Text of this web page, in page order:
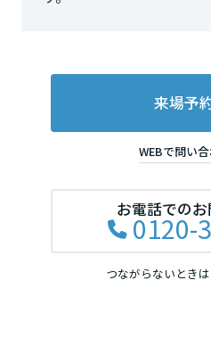
来場予
WEBで問い
お電話での
0120-
つながらないときは
愛知県
三重県